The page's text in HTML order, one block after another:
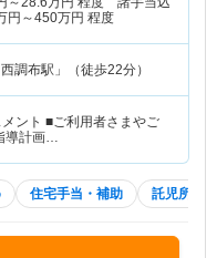
円～450万円 程度
調布駅」（徒歩22分）
ント ■ご利用者さまやご
導計画…
住宅手当・補助 託児所・